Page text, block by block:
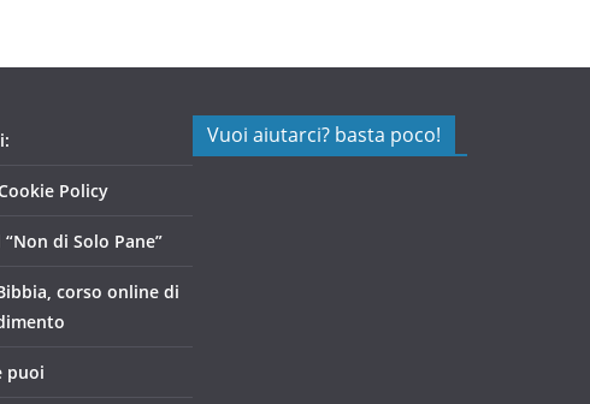
Policy
di Solo Pane”
corso online di
puoi
Vuoi aiutarci? basta poco!